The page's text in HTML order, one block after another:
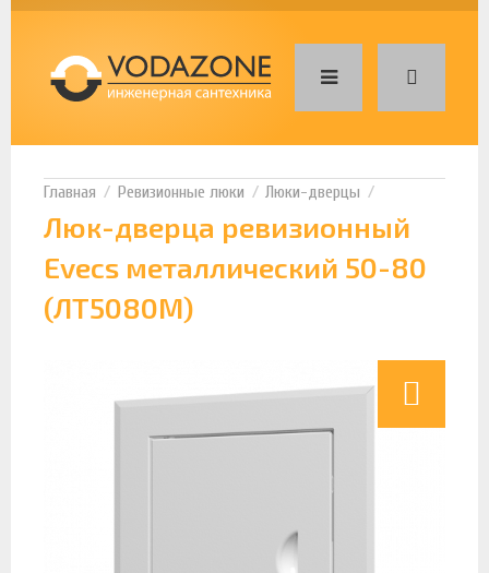
Ревизионные люки Люки-дверцы
Люк-дверца ревизионный
Evecs металлический 50-80
(ЛТ5080М)